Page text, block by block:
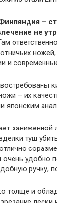
–
не
и
– их
японским
заниженной
туш
очень удобно
ручку,
толще и